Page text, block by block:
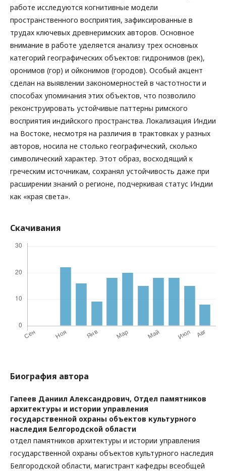
работе исследуются когнитивные модели
пространственного восприятия, зафиксированные в
трудах ключевых древнеримских авторов. Основное
внимание в работе уделяется анализу трех основных
категорий географических объектов: гидронимов (рек),
оронимов (гор) и ойконимов (городов). Особый акцент
сделан на выявлении закономерностей в частотности и
способах упоминания этих объектов, что позволило
реконструировать устойчивые паттерны римского
восприятия индийского пространства. Локализация Индии
на Востоке, несмотря на различия в трактовках у разных
авторов, носила не столько географический, сколько
символический характер. Этот образ, восходящий к
греческим источникам, сохранял устойчивость даже при
расширении знаний о регионе, подчеркивая статус Индии
как «края света».
Скачивания
Биография автора
Гапеев Даниил Александрович, Отдел памятников
архитектуры и истории управления
государственной охраны объектов культурного
наследия Белгородской области
отдел памятников архитектуры и истории управления
государственной охраны объектов культурного наследия
Белгородской области, магистрант кафедры всеобщей